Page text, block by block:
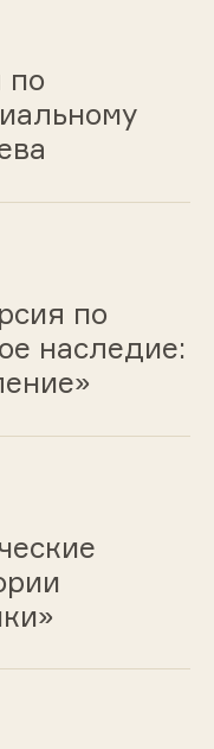
по
по
наследие: